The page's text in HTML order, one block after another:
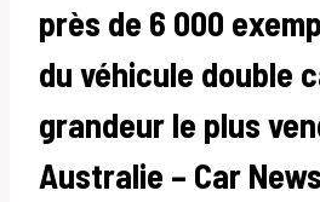
près de 6 000
du véhicule double
grandeur le plus
Australie – Car News